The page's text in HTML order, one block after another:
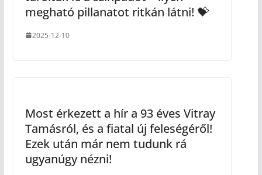
megható pillanatot ritkán látni! 💝
2025-12-10
Most érkezett a hír a 93 éves Vitray
Tamásról, és a fiatal új feleségéről!
Ezek után már nem tudunk rá
ugyanúgy nézni!